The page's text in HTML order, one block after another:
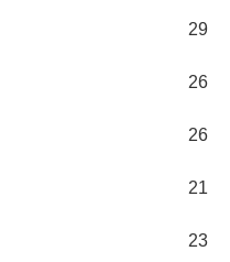
29
26
26
21
23